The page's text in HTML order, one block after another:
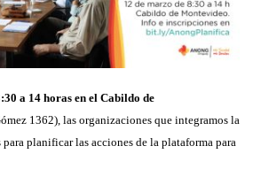
a 14 horas en el Cabildo de
1362), las organizaciones que integramos la
planificar las acciones de la plataforma para